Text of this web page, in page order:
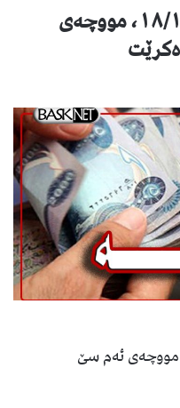
رۆژی سێشەممە ١٨/١/٢٠٢٢، مووچەی
سێشەممە ١٨/١/٢٠٢٢، مووچەی ئەم سێ